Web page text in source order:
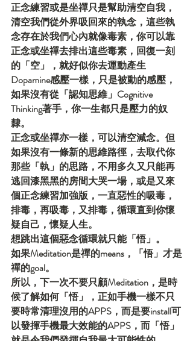
正念練習或是坐禪只是幫助清空自我，
清空我們從外界吸回來的執念，這些執
念存在於我們心內就像毒素，你可以靠
正念或坐禪去排出這些毒素，回復一刻
的「空」，就好似你去運動產生
Dopamine感壓一樣，只是被動的感壓，
如果沒有從「認知思維」Cognitive
Thinking著手，你一生都只是壓力的奴
隸。
正念或坐禪亦一樣，可以清空減念。但
如果沒有一條新的思維路徑，去取代你
那些「執」的思路，不用多久又只能再
逃回漆黑黑的房間大哭一場，或是又來
個正念練習加強版，一直惡性的吸毒，
排毒，再吸毒，又排毒，循環直到你懷
疑自己，懷疑人生。
想跳出這個惡念循環就只能「悟」。
如果Meditation是禪的means，「悟」才是
禪的goal。
所以，下一次不要只顧Meditation，是時
候了解如何「悟」，正如手機一樣不只
要時常清理沒用的APPS，而是要install可
以發揮手機最大效能的APPS，而「悟」